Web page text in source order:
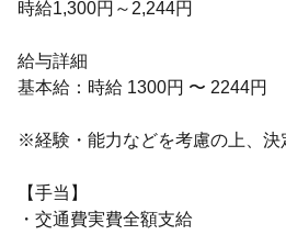
時給1,300円～2,244円
給与詳細
基本給：時給 1300円 〜 2244円
※経験・能力などを考慮の上、決
【手当】
・交通費実費全額支給